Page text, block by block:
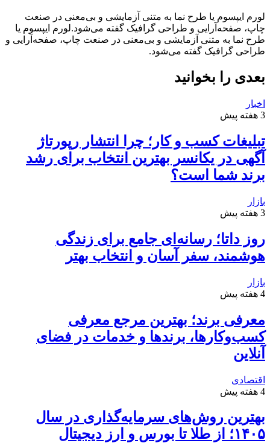
لورم ایپسوم یا طرح‌ نما به متنی آزمایشی و بی‌معنی در صنعت
چاپ، صفحه‌آرایی و طراحی گرافیک گفته می‌شود.لورم ایپسوم یا
طرح‌ نما به متنی آزمایشی و بی‌معنی در صنعت چاپ، صفحه‌آرایی و
طراحی گرافیک گفته می‌شود.
بعدی را بخوانید
اخبار
3 هفته پیش
تبلیغات کسب و کار؛ چرا انتشار رپورتاژ
آگهی در یکانسر بهترین انتخاب برای رشد
برند شما است؟
بازار
3 هفته پیش
روز داتا؛ رسانه‌ای جامع برای زندگی
هوشمند، سفر آسان و انتخاب بهتر
بازار
4 هفته پیش
معرفی برند؛ بهترین مرجع معرفی
کسب‌وکارها، برندها و خدمات در فضای
آنلاین
اقتصادی
4 هفته پیش
بهترین روش‌های سرمایه‌گذاری در سال
۱۴۰۵؛ از طلا تا بورس و ارز دیجیتال